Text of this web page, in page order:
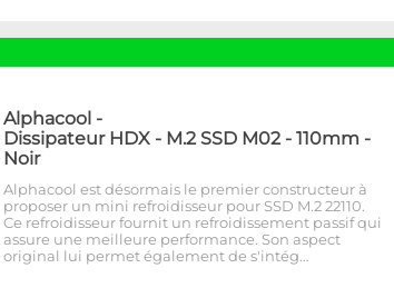
Alphacool -
Dissipateur HDX - M.2 SSD M02 - 110mm -
Noir
Alphacool est désormais le premier constructeur à
proposer un mini refroidisseur pour SSD M.2 22110.
Ce refroidisseur fournit un refroidissement passif qui
assure une meilleure performance. Son aspect
original lui permet également de s'intég…